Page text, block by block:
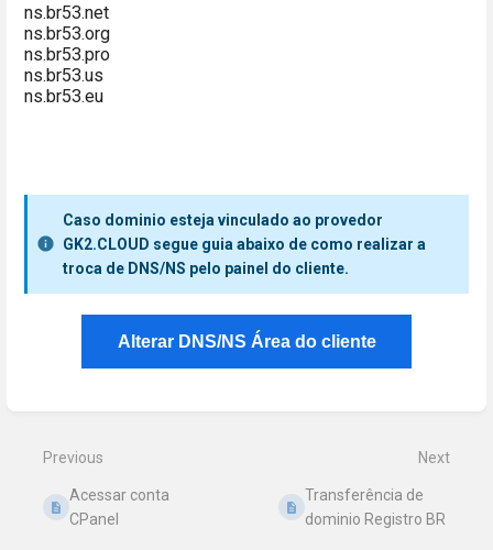
ns.br53.net
ns.br53.org
ns.br53.pro
ns.br53.us
ns.br53.eu
Caso dominio esteja vinculado ao provedor
GK2.CLOUD segue guia abaixo de como realizar a
troca de DNS/NS pelo painel do cliente.
Alterar DNS/NS Área do cliente
select
Previous
Acessar conta
CPanel
Next
Transferência de
dominio Registro BR